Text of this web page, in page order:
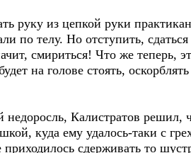
руку из цепкой руки
по телу. Но отступить,
смириться! Что же теперь,
на голове стоять,
Калистратов решил,
куда ему удалось-таки с
сдерживать то